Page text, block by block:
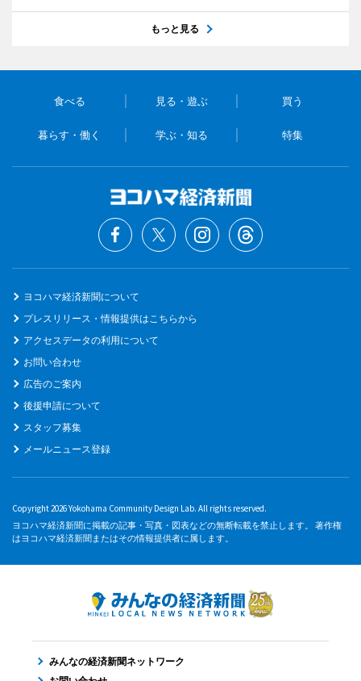
もっと見る
食べる 見る・遊ぶ 買う
暮らす・働く 学ぶ・知る 特集
ヨコハマ経済新聞について
プレスリリース・情報提供はこちらから
アクセスデータの利用について
お問い合わせ
広告のご案内
後援申請について
スタッフ募集
メールニュース登録
Copyright 2026 Yokohama Community Design Lab. All rights reserved.
ヨコハマ経済新聞に掲載の記事・写真・図表などの無断転載を禁止します。 著作権
はヨコハマ経済新聞またはその情報提供者に属します。
みんなの経済新聞ネットワーク